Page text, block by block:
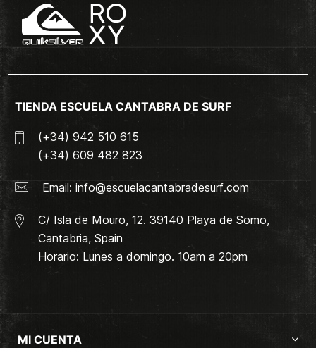
TIENDA ESCUELA CANTABRA DE SURF
(+34) 942 510 615
(+34) 609 482 823
Email: info@escuelacantabradesurf.com
C/ Isla de Mouro, 12. 39140 Playa de Somo,
Cantabria, Spain
Horario: Lunes a domingo. 10am a 20pm
MI CUENTA